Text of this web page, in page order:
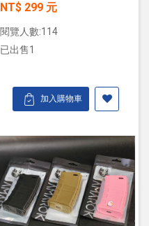
NT$ 299 元
閱覽人數:114
已出售1
加入購物車